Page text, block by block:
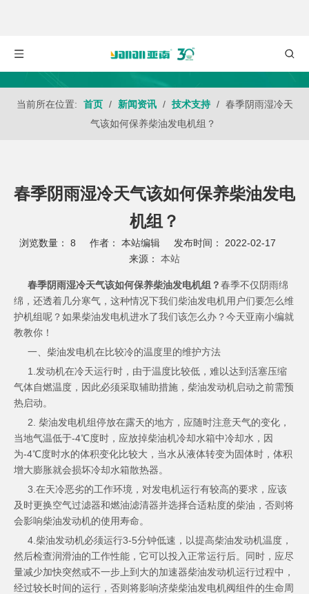
当前所在位置: 首页 / 新闻资讯 / 技术支持 / 春季阴雨湿冷天
气该如何保养柴油发电机组？
春季阴雨湿冷天气该如何保养柴油发电
机组？
浏览数量： 8 作者： 本站编辑 发布时间： 2022-02-17
来源： 本站
["wechat","weibo","qzone","douban","email"]
春季阴雨湿冷天气该如何保养柴油发电机组？春季不仅阴雨绵
绵，还透着几分寒气，这种情况下我们柴油发电机用户们要怎么维
护机组呢？如果柴油发电机进水了我们该怎么办？今天亚南小编就
教教你！
一、柴油发电机在比较冷的温度里的维护方法
1. 发动机在冷天运行时，由于温度比较低，难以达到活塞压缩
气体自燃温度，因此必须采取辅助措施，柴油发动机启动之前需预
热启动。
2. 柴油发电机组停放在露天的地方，应随时注意天气的变化，
当地气温低于-4℃度时，应放掉柴油机冷却水箱中冷却水，因
为-4℃度时水的体积变化比较大，当水从液体转变为固体时，体积
增大膨胀就会损坏冷却水箱散热器。
3.在天冷恶劣的工作环境，对发电机运行有较高的要求，应该
及时更换空气过滤器和燃油滤清器并选择合适粘度的柴油，否则将
会影响柴油发动机的使用寿命。
4.柴油发动机必须运行3-5分钟低速，以提高柴油发动机温度，
然后检查润滑油的工作性能，它可以投入正常运行后。同时，应尽
量减少加快突然或不一步上到大的加速器柴油发动机运行过程中，
经过较长时间的运行，否则将影响济柴柴油发电机阀组件的生命周